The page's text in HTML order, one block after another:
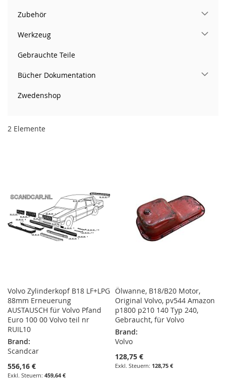
2 Elemente
Volvo Zylinderkopf B18 LF+LPG
88mm Erneuerung
AUSTAUSCH für Volvo Pfand
Euro 100 00 Volvo teil nr
RUIL10
Brand:
Scandcar
556,16 €
459,64 €
Ölwanne, B18/B20 Motor,
Original Volvo, pv544 Amazon
p1800 p210 140 Typ 240,
Gebraucht, für Volvo
Brand:
Volvo
128,75 €
128,75 €
Zubehör
Werkzeug
Gebrauchte Teile
Bücher Dokumentation
Zwedenshop